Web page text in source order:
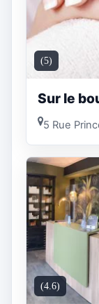
(5)
Sur le
5 Rue
(4.6)